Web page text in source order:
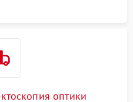
оптики